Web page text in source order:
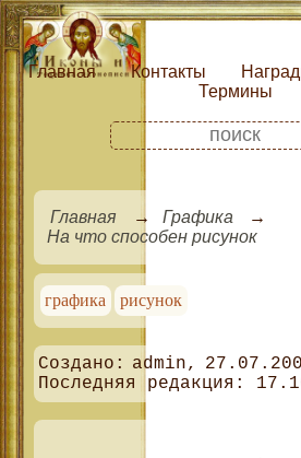
Главная Контакты
Термины
Главная
Графика
На что способен рисунок
графика рисунок
admin